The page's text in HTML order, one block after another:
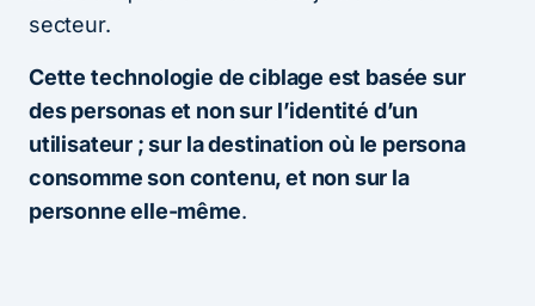
secteur.
Cette technologie de ciblage est basée sur
des personas et non sur l’identité d’un
utilisateur ; sur la destination où le persona
consomme son contenu, et non sur la
personne elle-même.